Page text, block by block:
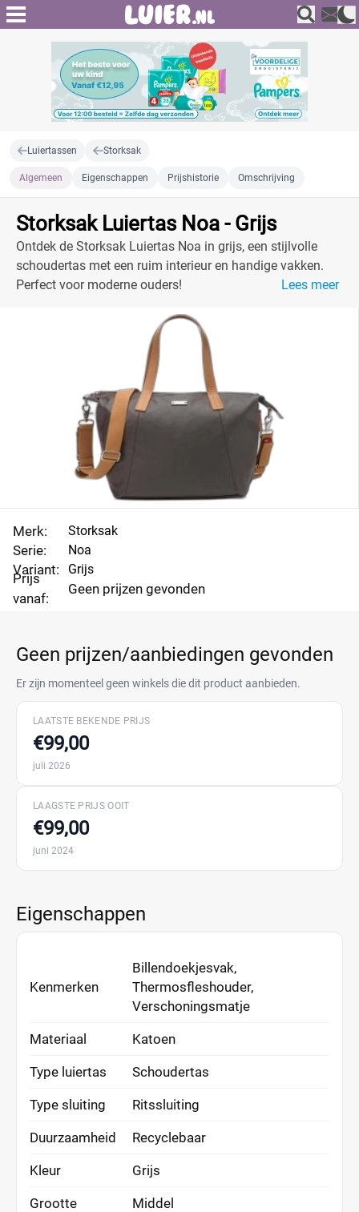
Luiertassen Storksak
Algemeen Eigenschappen Prijshistorie Omschrijving
Storksak Luiertas Noa - Grijs
Ontdek de Storksak Luiertas Noa in grijs, een stijlvolle
schoudertas met een ruim interieur en handige vakken.
Perfect voor moderne ouders!
Lees meer
Merk:
Serie:
Variant:
Prijs
vanaf:
Storksak
Noa
Grijs
Geen prijzen gevonden
Geen prijzen/aanbiedingen gevonden
Er zijn momenteel geen winkels die dit product aanbieden.
LAATSTE BEKENDE PRIJS
€99,00
juli 2026
LAAGSTE PRIJS OOIT
€99,00
juni 2024
Eigenschappen
Kenmerken
Billendoekjesvak,
Thermosfleshouder,
Verschoningsmatje
Materiaal Katoen
Type luiertas Schoudertas
Type sluiting Ritssluiting
Duurzaamheid Recyclebaar
Kleur Grijs
Grootte Middel